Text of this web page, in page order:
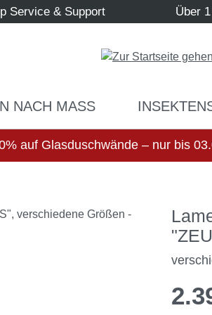
Service & Support Über
NACH MASS
auf Glasduschwände – nur bis